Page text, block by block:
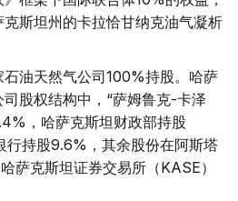
斯坦州的卡拉恰甘纳克油气凝析
油天然气公司100%持股。哈萨
股权结构中，“萨姆鲁克-卡泽
，哈萨克斯坦财政部持股
行持股9.6%，其余股份在阿斯塔
萨克斯坦证券交易所（KASE）